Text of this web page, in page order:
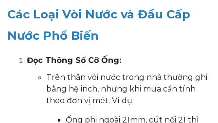
Các Loại Vòi Nước và Đầu Cấp
Nước Phổ Biến
Đọc Thông Số Cỡ Ống:
Trên thân vòi nước trong nhà thường ghi
bằng hệ inch, nhưng khi mua cần tính
theo đơn vị mét. Ví dụ:
Ống phi ngoài 21mm, cút nối 21 thì